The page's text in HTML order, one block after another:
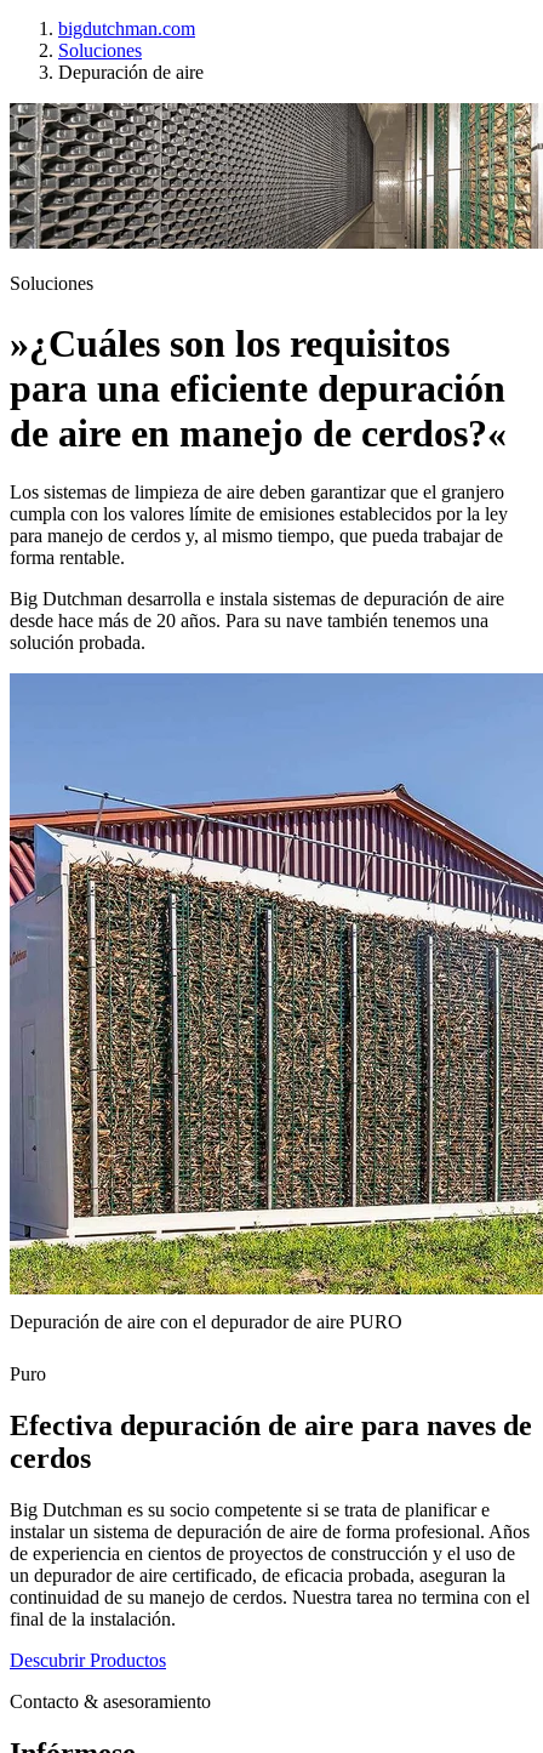
bigdutchman.com
Soluciones
Depuración de aire
Soluciones
»¿Cuáles son los requisitos
para una eficiente depuración
de aire en manejo de cerdos?«
Los sistemas de limpieza de aire deben garantizar que el granjero
cumpla con los valores límite de emisiones establecidos por la ley
para manejo de cerdos y, al mismo tiempo, que pueda trabajar de
forma rentable.
Big Dutchman desarrolla e instala sistemas de depuración de aire
desde hace más de 20 años. Para su nave también tenemos una
solución probada.
Depuración de aire con el depurador de aire PURO
Puro
Efectiva depuración de aire para naves de
cerdos
Big Dutchman es su socio competente si se trata de planificar e
instalar un sistema de depuración de aire de forma profesional. Años
de experiencia en cientos de proyectos de construcción y el uso de
un depurador de aire certificado, de eficacia probada, aseguran la
continuidad de su manejo de cerdos. Nuestra tarea no termina con el
final de la instalación.
Descubrir Productos
Contacto & asesoramiento